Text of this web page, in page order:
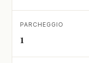
PARCHEGGIO
1